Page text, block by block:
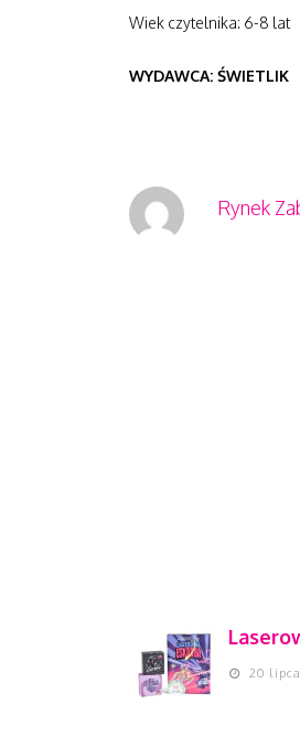
Wiek czytelnika: 6-8 lat
WYDAWCA: ŚWIETLIK
Rynek
20